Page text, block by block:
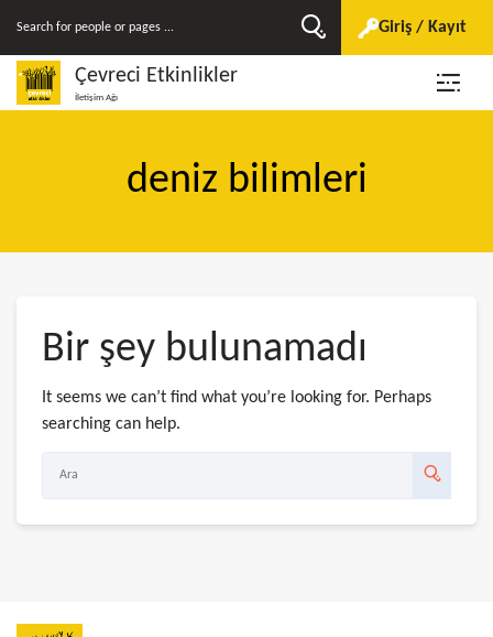
Giriş / Kayıt
Çevreci Etkinlikler
İletişim Ağı
deniz bilimleri
Bir şey bulunamadı
It seems we can’t find what you’re looking for. Perhaps
searching can help.